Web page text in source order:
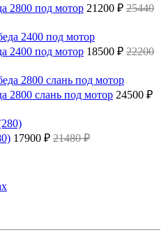
2800 под мотор 21200 ₽ 25440
2400 под мотор 18500 ₽ 22200
слань под мотор 24500 ₽
17900 ₽ 21480 ₽